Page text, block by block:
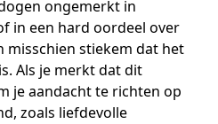
ongemerkt in
in een hard oordeel over
misschien stiekem dat het
Als je merkt dat dit
je aandacht te richten op
zoals liefdevolle